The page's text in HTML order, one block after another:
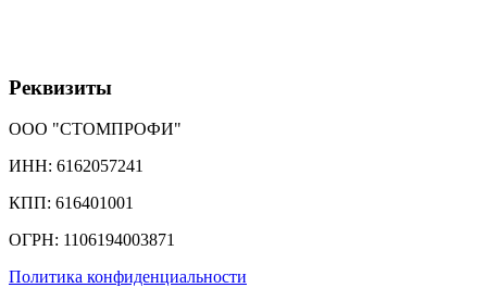
Реквизиты
ООО "СТОМПРОФИ"
ИНН: 6162057241
КПП: 616401001
ОГРН: 1106194003871
Политика конфиденциальности